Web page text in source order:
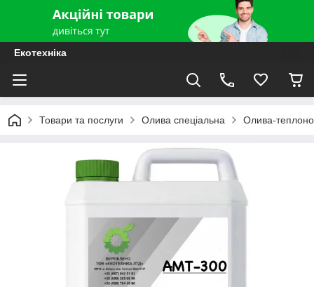
Екотехніка
Товари та послуги Олива спеціальна Олива-